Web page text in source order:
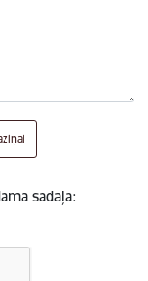
sadaļā: